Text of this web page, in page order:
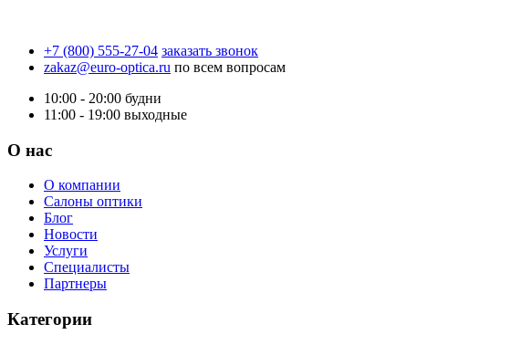
+7 (800) 555-27-04 заказать звонок
zakaz@euro-optica.ru по всем вопросам
10:00 - 20:00 будни
11:00 - 19:00 выходные
О нас
О компании
Салоны оптики
Блог
Новости
Услуги
Специалисты
Партнеры
Категории